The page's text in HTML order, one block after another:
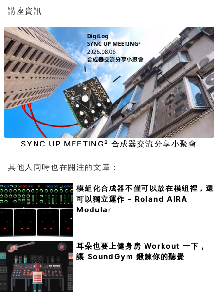
講座資訊
SYNC UP MEETING² 合成器交流分享小聚會
其他人同時也在關注的文章：
模組化合成器不僅可以放在模組裡，還
可以獨立運作 - Roland AIRA
Modular
耳朵也要上健身房 Workout 一下，
讓 SoundGym 鍛鍊你的聽覺